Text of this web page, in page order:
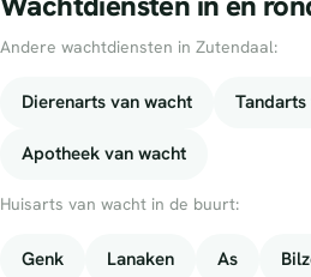
Andere wachtdiensten in Zutendaal:
Dierenarts van wacht
Apotheek van wacht
Huisarts van wacht in de buurt:
Genk Lanaken As